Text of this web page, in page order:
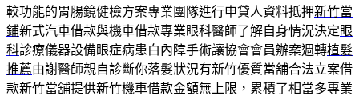
較功能的胃腸鏡健檢方案專業團隊進行申貸人資料抵押新竹當
鋪新式汽車借款與機車借款專業眼科醫師了解自身情況決定眼
科診療儀器設備眼症病患白內障手術讓協會會員辦案週轉植髮
推薦由謝醫師親自診斷你落髮狀況有新竹優質當舖合法立案借
款新竹當舖提供新竹機車借款金額無上限，累積了相當多專業